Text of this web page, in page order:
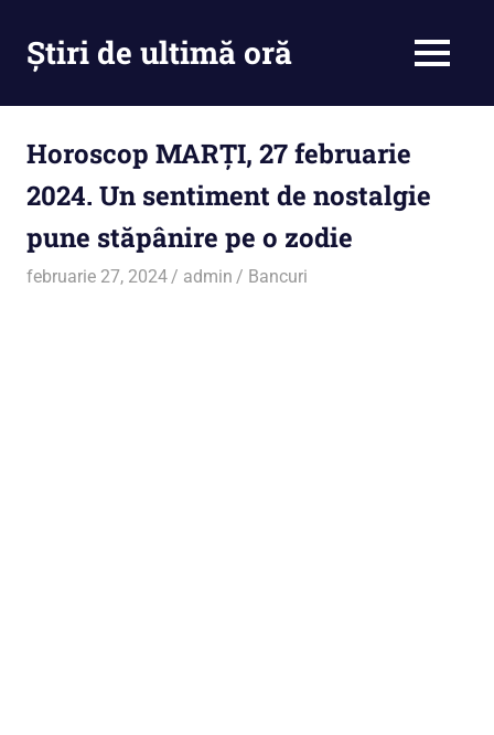
contentȘtiri de ultimă oră
la
curent
MENU
Horoscop MARȚI, 27 februarie
2024. Un sentiment de nostalgie
pune stăpânire pe o zodie
februarie 27, 2024 admin Bancuri